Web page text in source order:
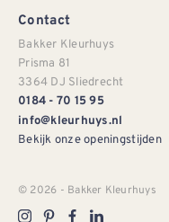
Contact
Bakker Kleurhuys
Prisma 81
3364 DJ Sliedrecht
0184 - 70 15 95
info@kleurhuys.nl
Bekijk onze openingstijden
© 2026 - Bakker Kleurhuys